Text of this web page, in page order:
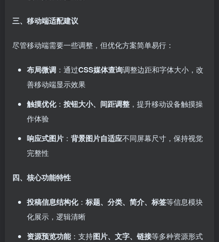
三、移动端适配建议
尽管移动端需要一些调整，但优化方案简单易行：
布局微调 ：通过CSS媒体查询调整边距和字体大小，改
善移动端显示效果
触摸优化： 按钮大小、间距调整 ，提升移动设备触摸操
作体验
响应式图片 ： 背景图片自适应不同屏幕尺寸，保持视觉
完整性
四、核心功能特性
投稿信息结构化： 标题、分类、简介、标签等信息模块
化展示，逻辑清晰
资源预览功能：支持图片、文字、链接等多种资源形式